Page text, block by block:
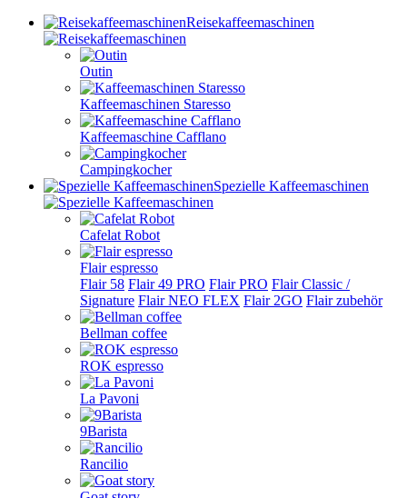
Reisekaffeemaschinen
Outin
Kaffeemaschinen Staresso
Kaffeemaschine Cafflano
Campingkocher
Spezielle Kaffeemaschinen
Cafelat Robot
Flair espresso
Flair 58 Flair 49 PRO Flair PRO Flair Classic /
Signature Flair NEO FLEX Flair 2GO Flair zubehör
Bellman coffee
ROK espresso
La Pavoni
9Barista
Rancilio